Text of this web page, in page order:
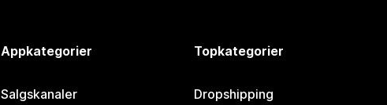
Appkategorier
Salgskanaler
Topkategorier
Dropshipping